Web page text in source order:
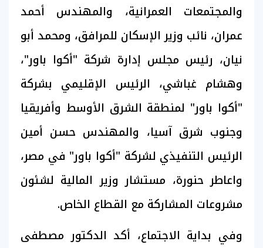
والمجتمعات العمرانية، والمهندس أحمد
عمران، نائب وزير الإسكان للمرافق، ومحمد أبو
نيان، رئيس مجلس إدارة شركة "أكوا باور"،
وهشام غباشي، الرئيس الإقليمي بشركة
"أكوا باور" لمنطقة الشرق الأوسط وأفريقيا
وجنوب شرق آسيا، والمهندس حسن أمين
الرئيس التنفيذي لشركة "أكوا باور" في مصر،
واعاطر حنورة، مستشار وزير المالية لشئون
مشروعات المشاركة مع القطاع الخاص.
وفي بداية الاجتماع، أكد الدكتور مصطفى